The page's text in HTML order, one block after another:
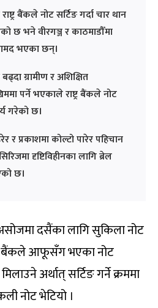
बैंकले नोट सर्टिङ गर्दा चार थान
छ भने वीरगञ्ज र काठमाडौँमा
भएका छन्।
ग्रामीण र अशिक्षित
पर्ने भएकाले राष्ट्र बैंकले नोट
गरेको छ।
र प्रकाशमा कोल्टो पारेर पहिचान
दृष्टिविहीनका लागि ब्रेल
छ।
दसैंका लागि सुकिला नोट
बैंकले आफूसँग भएका नोट
अर्थात् सर्टिङ गर्ने क्रममा
नोट भेटियो ।